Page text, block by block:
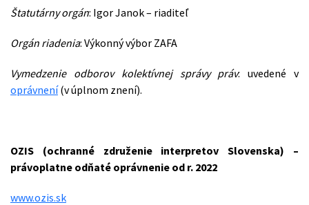
Štatutárny orgán: Igor Janok – riaditeľ
Orgán riadenia: Výkonný výbor ZAFA
Vymedzenie odborov kolektívnej správy práv: uvedené v
oprávnení(v úplnom znení).
OZIS (ochranné združenie interpretov Slovenska) –
právoplatne odňaté oprávnenie od r. 2022
www.ozis.sk